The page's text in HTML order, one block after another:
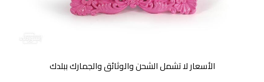
الأسعار لا تشمل الشحن والوثائق والجمارك ببلدك